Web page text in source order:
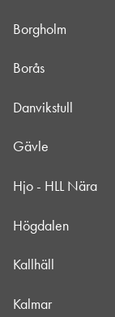
Borgholm
Borås
Danvikstull
Gävle
Hjo - HLL Nära
Högdalen
Kallhäll
Kalmar